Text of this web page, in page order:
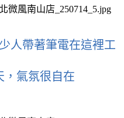
人帶著筆電在這裡工
，氣氛很自在